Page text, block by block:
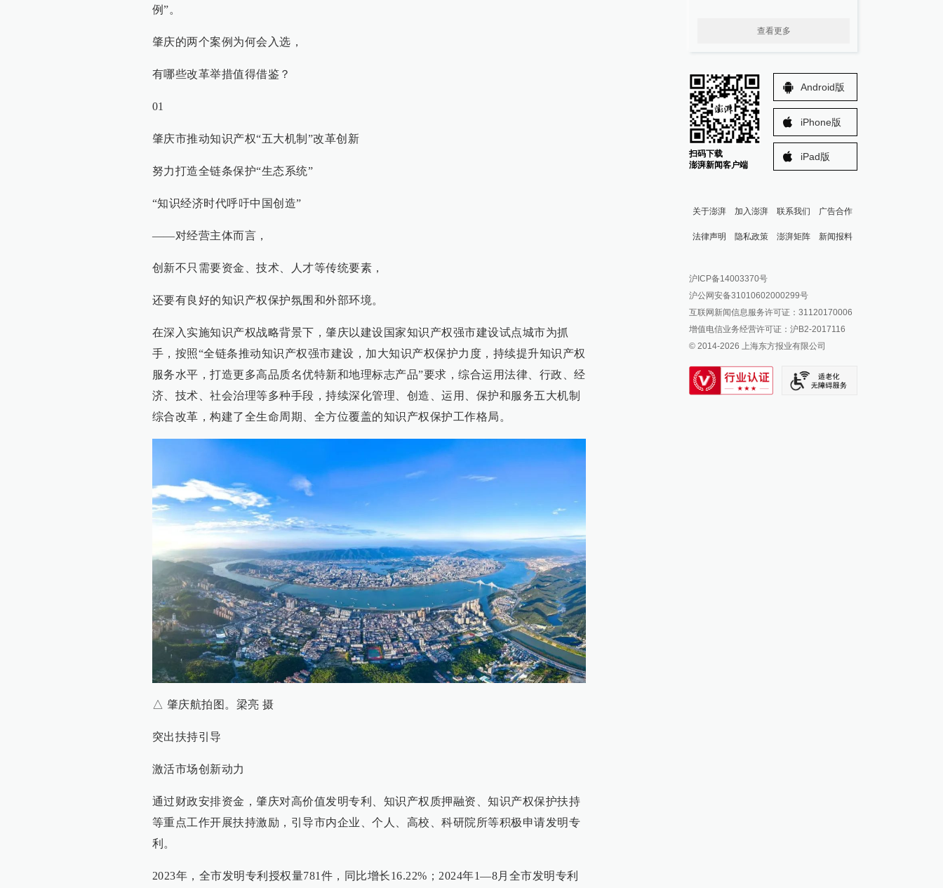
例”。
肇庆的两个案例为何会入选，
有哪些改革举措值得借鉴？
01
肇庆市推动知识产权“五大机制”改革创新
努力打造全链条保护“生态系统”
“知识经济时代呼吁中国创造”
——对经营主体而言，
创新不只需要资金、技术、人才等传统要素，
还要有良好的知识产权保护氛围和外部环境。
在深入实施知识产权战略背景下，肇庆以建设国家知识产权强市建设试点城市为抓
手，按照“全链条推动知识产权强市建设，加大知识产权保护力度，持续提升知识产权
服务水平，打造更多高品质名优特新和地理标志产品”要求，综合运用法律、行政、经
济、技术、社会治理等多种手段，持续深化管理、创造、运用、保护和服务五大机制
综合改革，构建了全生命周期、全方位覆盖的知识产权保护工作格局。
△ 肇庆航拍图。梁亮 摄
突出扶持引导
激活市场创新动力
通过财政安排资金，肇庆对高价值发明专利、知识产权质押融资、知识产权保护扶持
等重点工作开展扶持激励，引导市内企业、个人、高校、科研院所等积极申请发明专
利。
2023年，全市发明专利授权量781件，同比增长16.22%；2024年1—8月全市发明专利
查看更多
扫码下载
澎湃新闻客户端
Android版
iPhone版
iPad版
关于澎湃 加入澎湃 联系我们 广告合作
法律声明 隐私政策 澎湃矩阵
澎湃新闻公众号
澎湃新闻抖音号
派生万物开放平台
IP SHANGHAI
SIXTH TONE
新闻报料
报料邮箱: news@thepaper.cn
沪ICP备14003370号
沪公网安备31010602000299号
互联网新闻信息服务许可证：31120170006
增值电信业务经营许可证：沪B2-2017116
© 2014-2026 上海东方报业有限公司